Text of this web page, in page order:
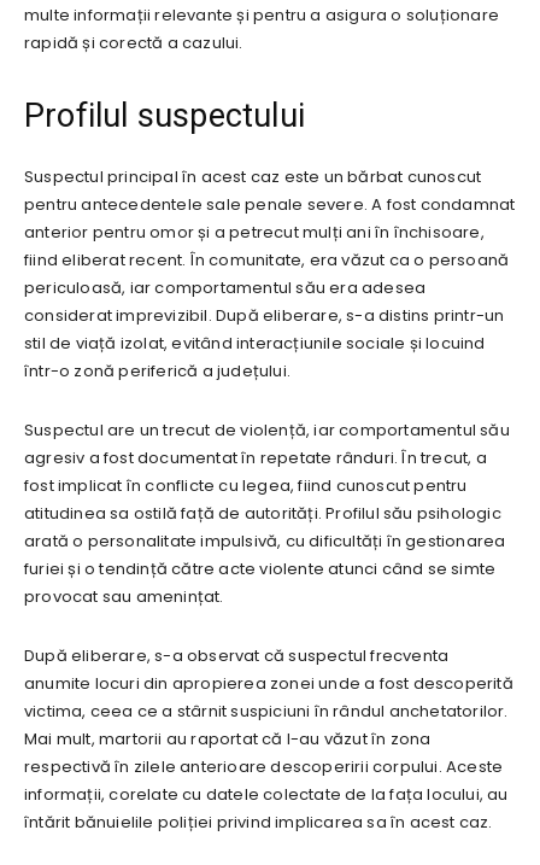
multe informații relevante și pentru a asigura o soluționare
rapidă și corectă a cazului.
Profilul suspectului
Suspectul principal în acest caz este un bărbat cunoscut
pentru antecedentele sale penale severe. A fost condamnat
anterior pentru omor și a petrecut mulți ani în închisoare,
fiind eliberat recent. În comunitate, era văzut ca o persoană
periculoasă, iar comportamentul său era adesea
considerat imprevizibil. După eliberare, s-a distins printr-un
stil de viață izolat, evitând interacțiunile sociale și locuind
într-o zonă periferică a județului.
Suspectul are un trecut de violență, iar comportamentul său
agresiv a fost documentat în repetate rânduri. În trecut, a
fost implicat în conflicte cu legea, fiind cunoscut pentru
atitudinea sa ostilă față de autorități. Profilul său psihologic
arată o personalitate impulsivă, cu dificultăți în gestionarea
furiei și o tendință către acte violente atunci când se simte
provocat sau amenințat.
După eliberare, s-a observat că suspectul frecventa
anumite locuri din apropierea zonei unde a fost descoperită
victima, ceea ce a stârnit suspiciuni în rândul anchetatorilor.
Mai mult, martorii au raportat că l-au văzut în zona
respectivă în zilele anterioare descoperirii corpului. Aceste
informații, corelate cu datele colectate de la fața locului, au
întărit bănuielile poliției privind implicarea sa în acest caz.